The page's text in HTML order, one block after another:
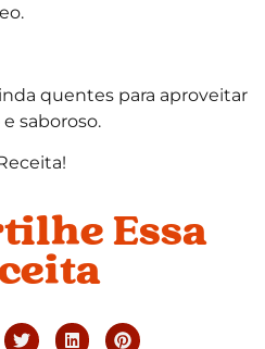
quentes para aproveitar
saboroso.
Essa